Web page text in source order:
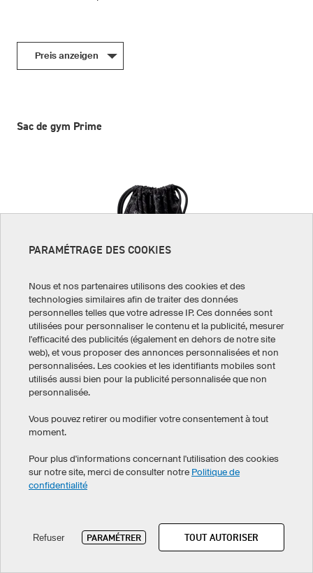
Preis anzeigen
Sac de gym Prime
Tissu high-tech résistant
Poche latérale zippée
Entièrement personnalisable
Preis anzeigen
PARAMÉTRAGE DES COOKIES
Nous et nos partenaires utilisons des cookies et des
technologies similaires afin de traiter des données
personnelles telles que votre adresse IP. Ces données sont
utilisées pour personnaliser le contenu et la publicité, mesurer
l'efficacité des publicités (également en dehors de notre site
web), et vous proposer des annonces personnalisées et non
personnalisées. Les cookies et les identifiants mobiles sont
utilisés aussi bien pour la publicité personnalisée que non
personnalisée.
Vous pouvez retirer ou modifier votre consentement à tout
moment.
Pour plus d'informations concernant l'utilisation des cookies
sur notre site, merci de consulter notre Politique de
confidentialité
Refuser PARAMÉTRER TOUT AUTORISER